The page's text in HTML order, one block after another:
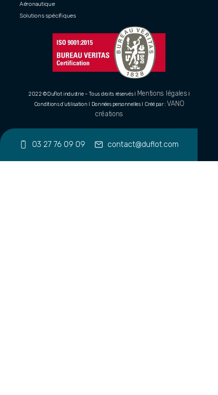
Aéronautique
Solutions spécifiques
2022 ©Duflot industrie – Tous droits réservés I Mentions légales
Conditions d’utilisation I Données personnelles I Créé par : VANO
créations
03 27 76 09 09 contact@duflot.com